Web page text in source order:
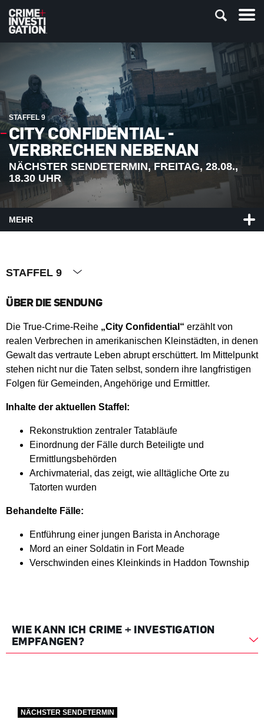
STAFFEL 9
CITY CONFIDENTIAL -
VERBRECHEN NEBENAN
NÄCHSTER SENDETERMIN, FREITAG, 28.08.,
18.30 UHR
MEHR
STAFFEL 9
ÜBER DIE SENDUNG
Die True-Crime-Reihe „City Confidential“ erzählt von
realen Verbrechen in amerikanischen Kleinstädten, in denen
Gewalt das vertraute Leben abrupt erschüttert. Im Mittelpunkt
stehen nicht nur die Taten selbst, sondern ihre langfristigen
Folgen für Gemeinden, Angehörige und Ermittler.
Inhalte der aktuellen Staffel:
Rekonstruktion zentraler Tatabläufe
Einordnung der Fälle durch Beteiligte und
Ermittlungsbehörden
Archivmaterial, das zeigt, wie alltägliche Orte zu
Tatorten wurden
Behandelte Fälle:
Entführung einer jungen Barista in Anchorage
Mord an einer Soldatin in Fort Meade
Verschwinden eines Kleinkinds in Haddon Township
WIE KANN ICH CRIME + INVESTIGATION
EMPFANGEN?
NÄCHSTER SENDETERMIN